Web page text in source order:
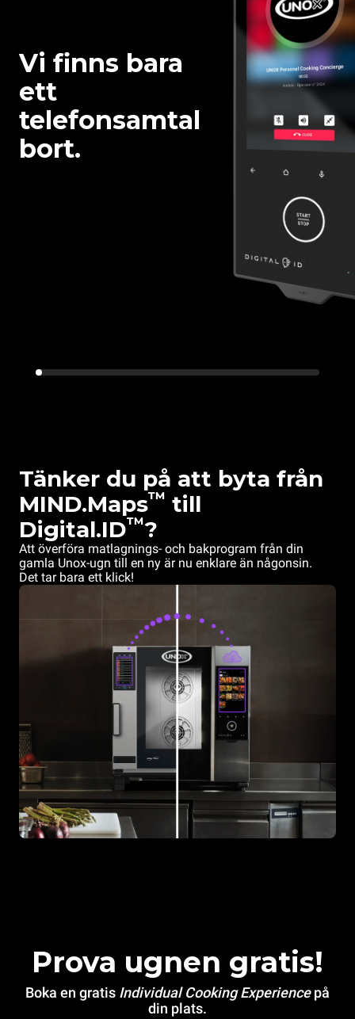
Vi finns bara
ett
telefonsamtal
bort.
Tänker du på att byta från
MIND.Maps™ till
Digital.ID™?
Att överföra matlagnings- och bakprogram från din
gamla Unox-ugn till en ny är nu enklare än någonsin.
Det tar bara ett klick!
Prova ugnen gratis!
Boka en gratis Individual Cooking Experiencepå
din plats.